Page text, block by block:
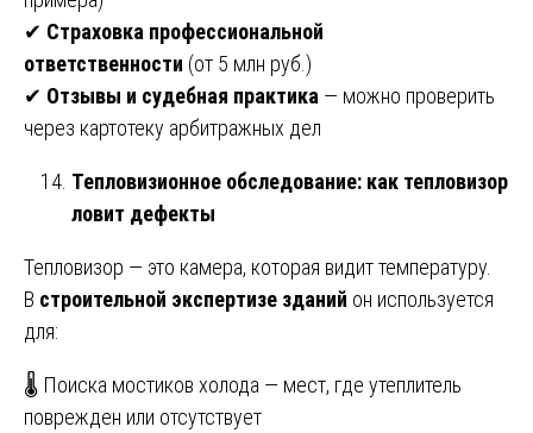
✔ Страховка профессиональной
ответственности (от 5 млн руб.)
✔ Отзывы и судебная практика — можно проверить
через картотеку арбитражных дел
Тепловизионное обследование: как тепловизор
ловит дефекты
Тепловизор — это камера, которая видит температуру.
В строительной экспертизе зданий он используется
для:
🌡️ Поиска мостиков холода — мест, где утеплитель
поврежден или отсутствует